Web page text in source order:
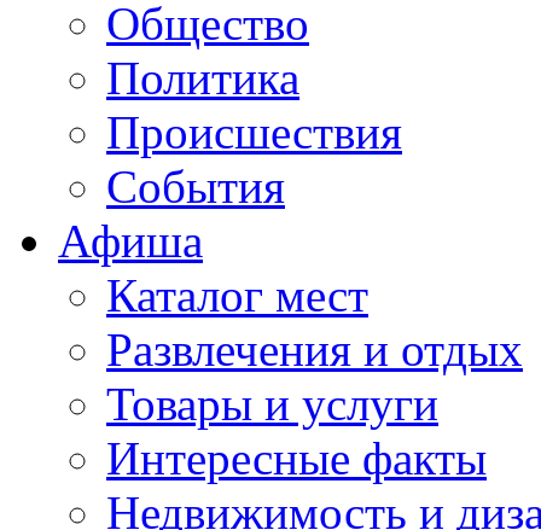
Общество
Политика
Происшествия
События
Афиша
Каталог мест
Развлечения и отдых
Товары и услуги
Интересные факты
Недвижимость и